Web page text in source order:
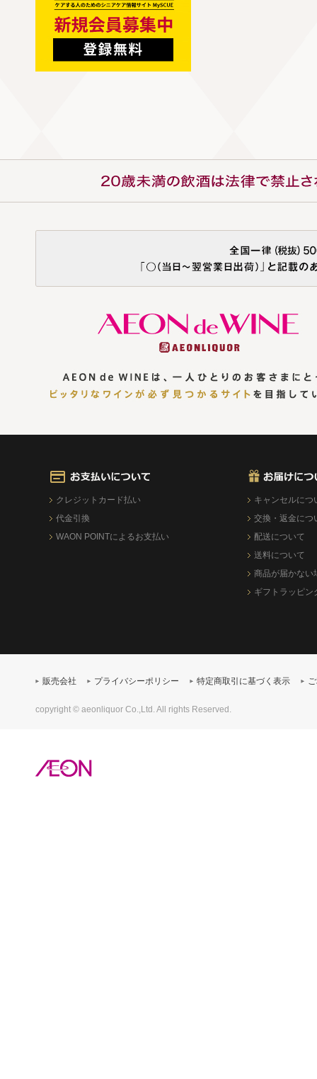
クレジットカード払い
代金引換
WAON POINTによるお支払い
キャンセルにつ
交換・返金につ
配送について
送料について
商品が届かない
ギフトラッピン
販売会社 プライバシーポリシー 特定商取引に基づく表示
copyright © aeonliquor Co.,Ltd. All rights Reserved.